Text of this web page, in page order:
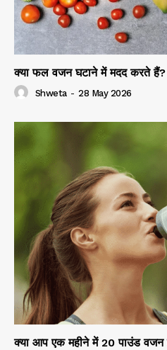
क्या फल वजन घटाने में मदद करते हैं?
Shweta - 28 May 2026
क्या आप एक महीने में 20 पाउंड